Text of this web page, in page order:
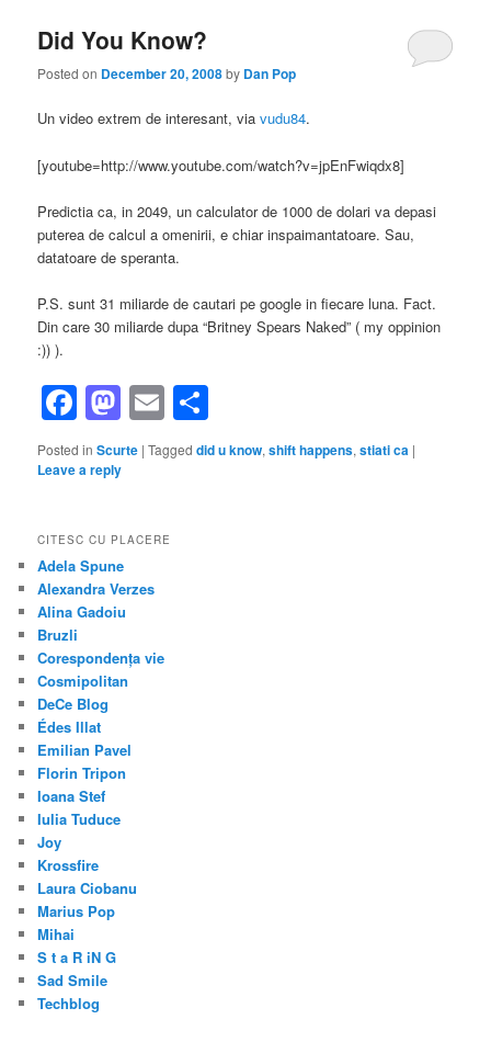
Did You Know?
Posted on December 20, 2008by Dan Pop
Un video extrem de interesant, viavudu84.
[youtube=http://www.youtube.com/watch?v=jpEnFwiqdx8]
Predictia ca, in 2049, un calculator de 1000 de dolari va depasi
puterea de calcul a omenirii, e chiar inspaimantatoare. Sau,
datatoare de speranta.
P.S. sunt 31 miliarde de cautari pe google in fiecare luna. Fact.
Din care 30 miliarde dupa “Britney Spears Naked” ( my oppinion
:)) ).
Facebook
Mastodon
Email
Posted in Scurte |Tagged did u know,shift happens,stiati ca |
Leave a reply
CITESC CU PLACERE
Adela Spune
Alexandra Verzes
Alina Gadoiu
Bruzli
Corespondența vie
Cosmipolitan
DeCe Blog
Édes Illat
Emilian Pavel
Florin Tripon
Ioana Stef
Iulia Tuduce
Joy
Krossfire
Laura Ciobanu
Marius Pop
Mihai
S t a R iN G
Sad Smile
Techblog